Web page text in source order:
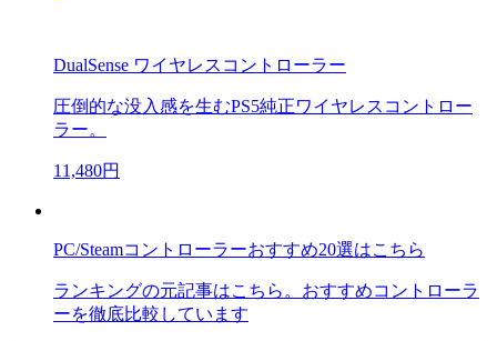
DualSense ワイヤレスコントローラー
圧倒的な没入感を生むPS5純正ワイヤレスコントロー
ラー。
11,480円
PC/Steamコントローラーおすすめ20選はこちら
ランキングの元記事はこちら。おすすめコントローラ
ーを徹底比較しています